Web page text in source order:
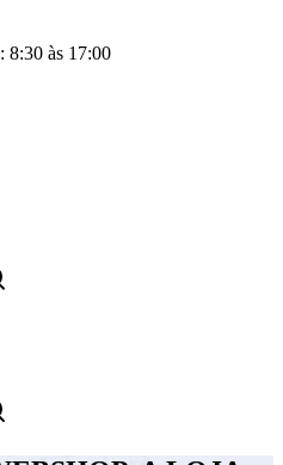
8:30 às 17:00